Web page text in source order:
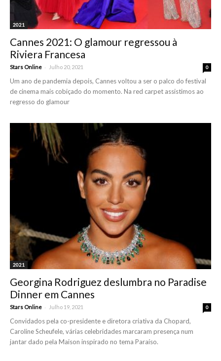
2021
Cannes 2021: O glamour regressou à
Riviera Francesa
Stars Online - Julho 20, 2021 0
Um ano de pandemia depois, Cannes voltou a ser o palco do festival
de cinema mais cobiçado do momento. Na red carpet assistimos ao
regresso do glamour
2021
Georgina Rodriguez deslumbra no Paradise
Dinner em Cannes
Stars Online - Julho 19, 2021 0
Convidados pela co-presidente e diretora criativa da Chopard,
Caroline Scheufele, várias celebridades marcaram presença num
jantar dado pela Maison inspirado no tema Paraíso.